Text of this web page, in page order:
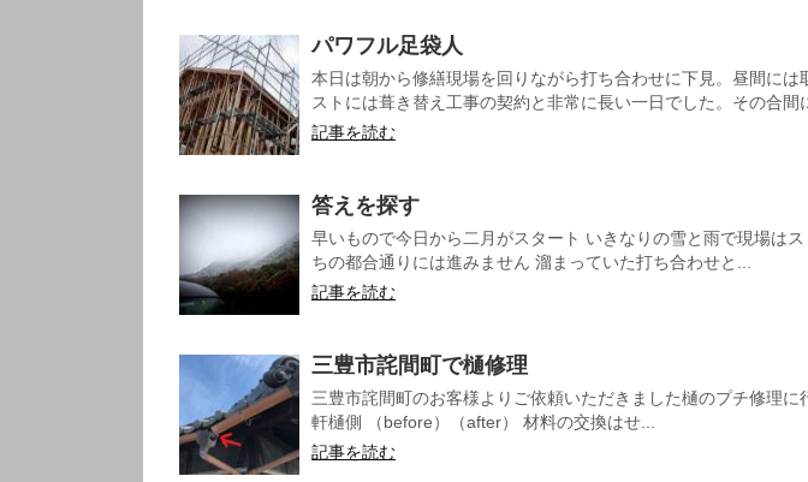
パワフル足袋人
本日は朝から修繕現場を回りながら打ち合わせに下見。昼間には
ストには葺き替え工事の契約と非常に長い一日でした。その合間
記事を読む
答えを探す
早いもので今日から二月がスタート いきなりの雪と雨で現場は
ちの都合通りには進みません 溜まっていた打ち合わせと...
記事を読む
三豊市詫間町で樋修理
三豊市詫間町のお客様よりご依頼いただきました樋のプチ修理に
軒樋側 （before）（after） 材料の交換はせ...
記事を読む